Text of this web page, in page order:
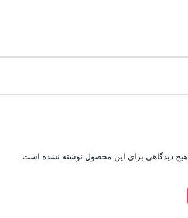
هیچ دیدگاهی برای این محصول نوشته نشده است.